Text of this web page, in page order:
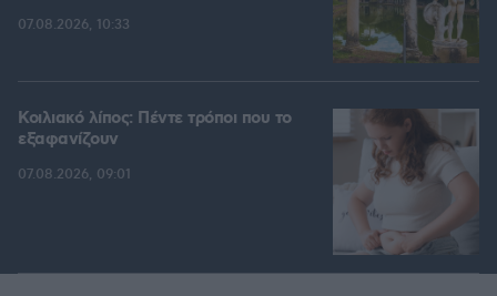
07.08.2026, 10:33
Κοιλιακό λίπος: Πέντε τρόποι που το
εξαφανίζουν
07.08.2026, 09:01